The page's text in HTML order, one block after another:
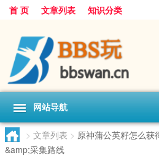
首 页 文章列表 知识分类
网站导航
> 文章列表 > 原神蒲公英籽怎么获
&amp;采集路线